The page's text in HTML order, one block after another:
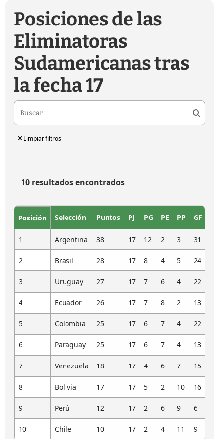
Posiciones de las
Eliminatoras
Sudamericanas tras
la fecha 17
Limpiar filtros
10 resultados encontrados
Posición Selección Puntos PJ PG PE PP GF
1 Argentina 38 17 12 2 3 31
2 Brasil 28 17 8 4 5 24
3 Uruguay 27 17 7 6 4 22
4 Ecuador 26 17 7 8 2 13
5 Colombia 25 17 6 7 4 22
6 Paraguay 25 17 6 7 4 13
7 Venezuela 18 17 4 6 7 15
8 Bolivia 17 17 5 2 10 16
9 Perú 12 17 2 6 9 6
10 Chile 10 17 2 4 11 9